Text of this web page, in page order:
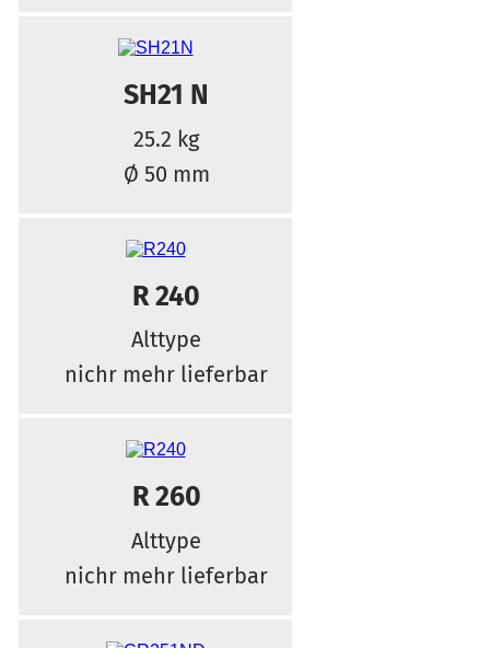
SH21 N
25.2 kg
Ø 50 mm
R 240
Alttype
nichr mehr lieferbar
R 260
Alttype
nichr mehr lieferbar